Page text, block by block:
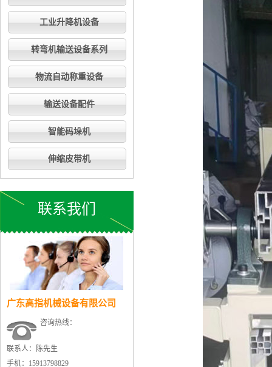
工业升降机设备
转弯机输送设备系列
物流自动称重设备
输送设备配件
智能码垛机
伸缩皮带机
联系我们
广东高指机械设备有限公司
咨询热线：
联系人：陈先生
手机：15913798829